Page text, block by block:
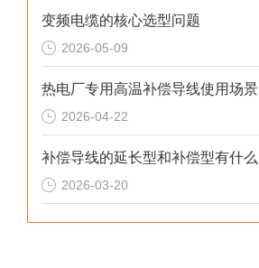
变频电缆的核心选型问题
2026-05-09
热电厂专用高温补偿导线使用场景
2026-04-22
2026-03-20